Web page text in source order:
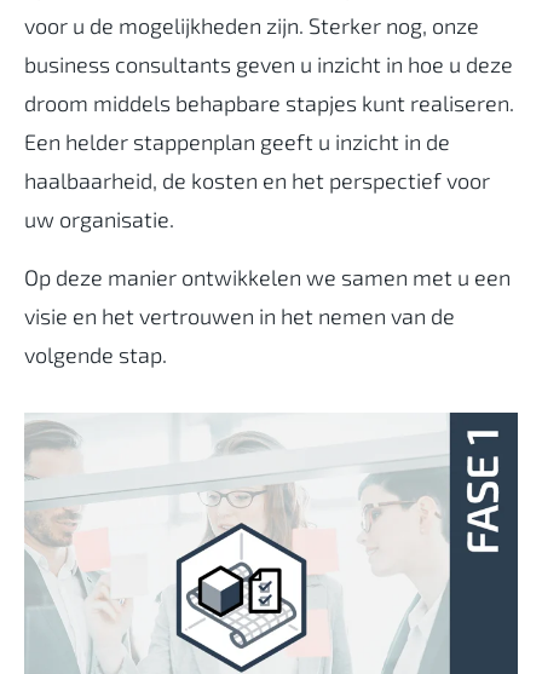
voor u de mogelijkheden zijn. Sterker nog, onze
business consultants geven u inzicht in hoe u deze
droom middels behapbare stapjes kunt realiseren.
Een helder stappenplan geeft u inzicht in de
haalbaarheid, de kosten en het perspectief voor
uw organisatie.
Op deze manier ontwikkelen we samen met u een
visie en het vertrouwen in het nemen van de
volgende stap.